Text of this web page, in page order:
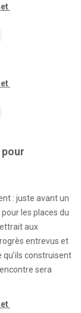
pour
: juste avant un
les places du
aux
entrevus et
construisent
sera